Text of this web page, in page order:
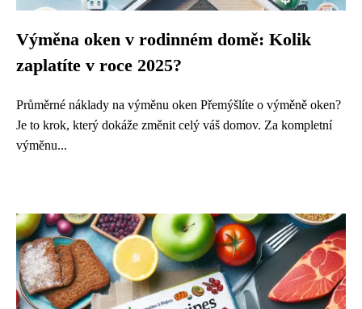
Výměna oken v rodinném domě: Kolik
zaplatíte v roce 2025?
Průměrné náklady na výměnu oken Přemýšlíte o výměně oken?
Je to krok, který dokáže změnit celý váš domov. Za kompletní
výměnu...